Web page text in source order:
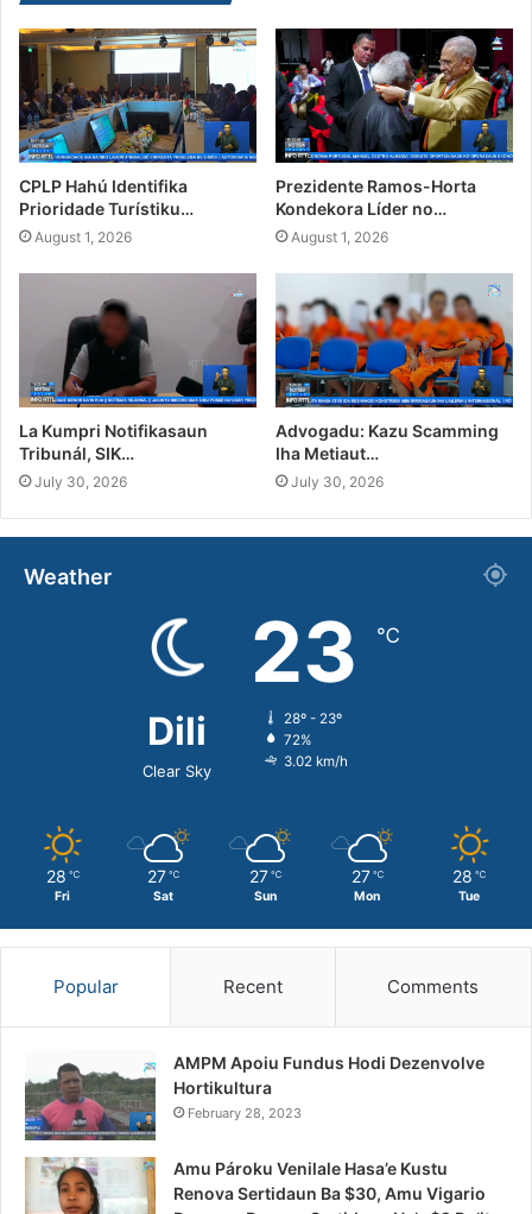
CPLP Hahú Identifika
Prioridade Turístiku…
August 1, 2026
Prezidente Ramos-Horta
Kondekora Líder no…
August 1, 2026
La Kumpri Notifikasaun
Tribunál, SIK…
July 30, 2026
Advogadu: Kazu Scamming
Iha Metiaut…
July 30, 2026
Weather
Dili
Clear Sky
23 ℃
28º - 23º
72%
3.02 km/h
28 ℃
Fri
27 ℃
Sat
27 ℃
Sun
27 ℃
Mon
28 ℃
Tue
Popular Recent Comments
AMPM Apoiu Fundus Hodi Dezenvolve
Hortikultura
February 28, 2023
Amu Pároku Venilale Hasa’e Kustu
Renova Sertidaun Ba $30, Amu Vigario